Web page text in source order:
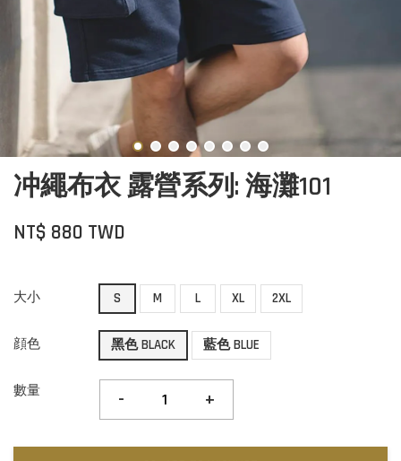
冲繩布衣 露營系列: 海灘101
NT$ 880 TWD
大小 S M L XL 2XL
顔色 黑色 BLACK 藍色 BLUE
數量 - +